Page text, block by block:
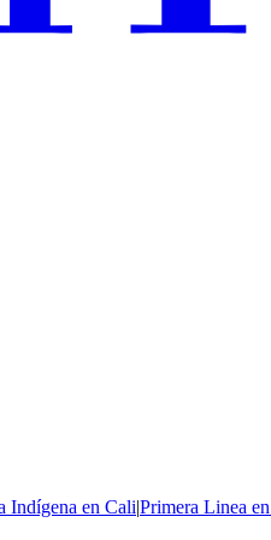
Indígena en Cali|Primera Linea